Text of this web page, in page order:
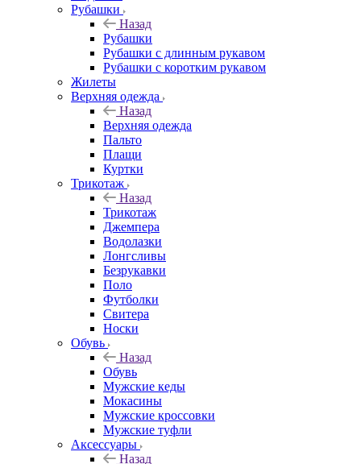
Рубашки
Назад
Рубашки
Рубашки с длинным рукавом
Рубашки с коротким рукавом
Жилеты
Верхняя одежда
Назад
Верхняя одежда
Пальто
Плащи
Куртки
Трикотаж
Назад
Трикотаж
Джемпера
Водолазки
Лонгсливы
Безрукавки
Поло
Футболки
Свитера
Носки
Обувь
Назад
Обувь
Мужские кеды
Мокасины
Мужские кроссовки
Мужские туфли
Аксессуары
Назад